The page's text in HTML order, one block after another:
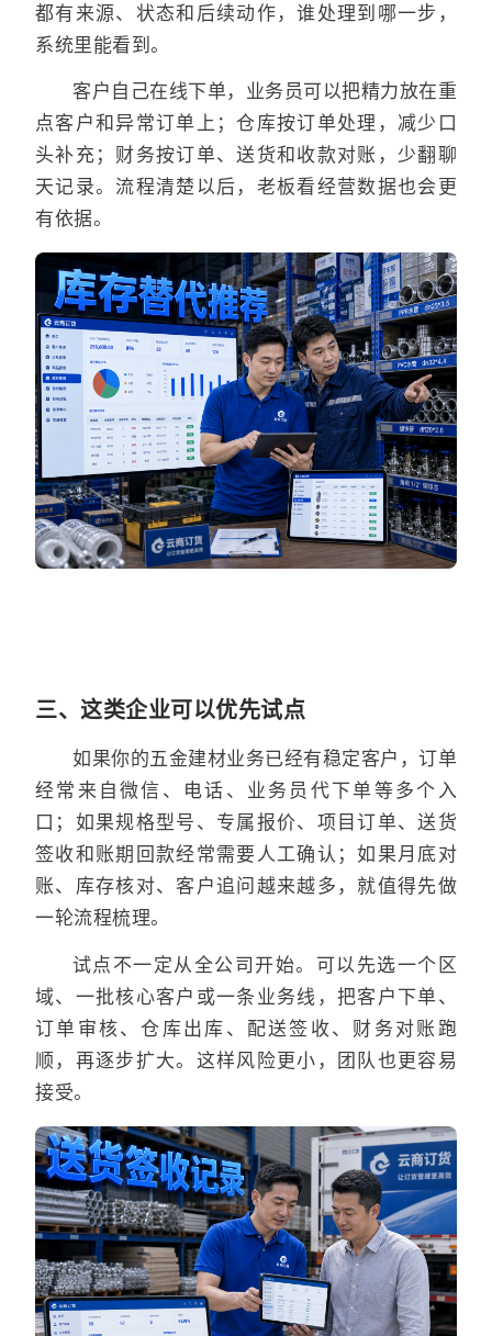
都有来源、状态和后续动作，谁处理到哪一步，
系统里能看到。
客户自己在线下单，业务员可以把精力放在重
点客户和异常订单上；仓库按订单处理，减少口
头补充；财务按订单、送货和收款对账，少翻聊
天记录。流程清楚以后，老板看经营数据也会更
有依据。
三、这类企业可以优先试点
如果你的五金建材业务已经有稳定客户，订单
经常来自微信、电话、业务员代下单等多个入
口；如果规格型号、专属报价、项目订单、送货
签收和账期回款经常需要人工确认；如果月底对
账、库存核对、客户追问越来越多，就值得先做
一轮流程梳理。
试点不一定从全公司开始。可以先选一个区
域、一批核心客户或一条业务线，把客户下单、
订单审核、仓库出库、配送签收、财务对账跑
顺，再逐步扩大。这样风险更小，团队也更容易
接受。